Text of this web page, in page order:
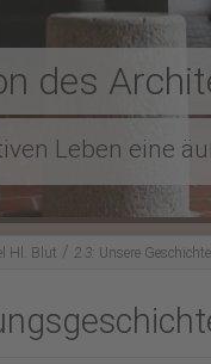
Bildmeditation
des
Leben eine
Hl. Blut / 2.3: Unsere Geschichte